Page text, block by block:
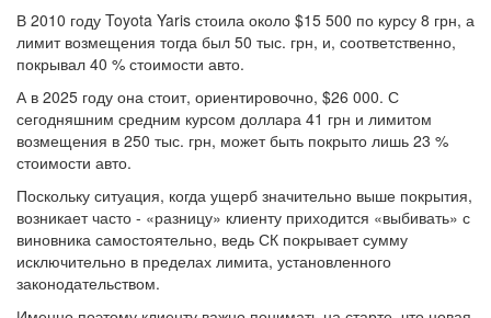
В 2010 году Toyota Yaris стоила около $15 500 по курсу 8 грн, а
лимит возмещения тогда был 50 тыс. грн, и, соответственно,
покрывал 40 % стоимости авто.
А в 2025 году она стоит, ориентировочно, $26 000. С
сегодняшним средним курсом доллара 41 грн и лимитом
возмещения в 250 тыс. грн, может быть покрыто лишь 23 %
стоимости авто.
Поскольку ситуация, когда ущерб значительно выше покрытия,
возникает часто - «разницу» клиенту приходится «выбивать» с
виновника самостоятельно, ведь СК покрывает сумму
исключительно в пределах лимита, установленного
законодательством.